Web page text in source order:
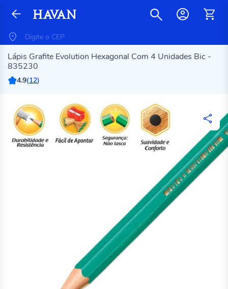
Lápis Grafite Evolution Hexagonal Com 4 Unidades Bic -
835230
4.9(12)